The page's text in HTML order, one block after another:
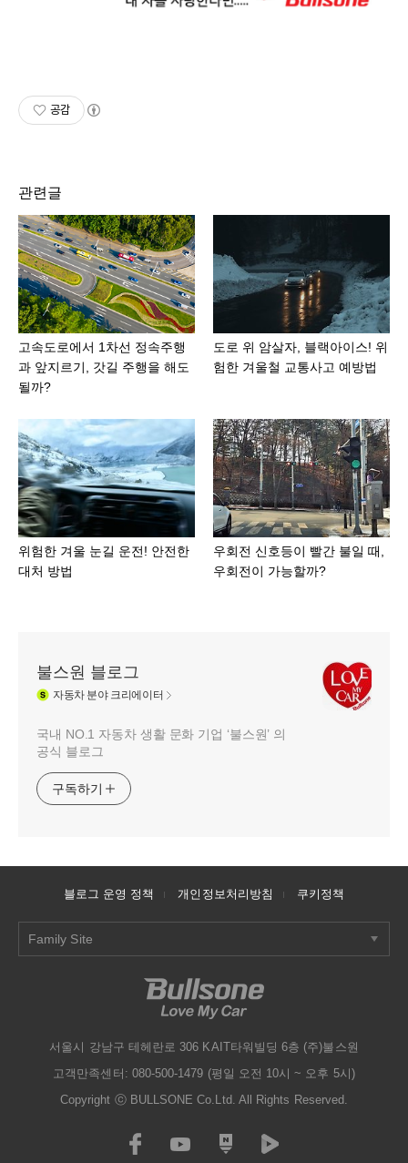
공감
관련글
고속도로에서 1차선 정속주행
과 앞지르기, 갓길 주행을 해도
될까?
도로 위 암살자, 블랙아이스! 위
험한 겨울철 교통사고 예방법
위험한 겨울 눈길 운전! 안전한
대처 방법
우회전 신호등이 빨간 불일 때,
우회전이 가능할까?
불스원 블로그
자동차분야 크리에이터
국내 NO.1 자동차 생활 문화 기업 ‘불스원’ 의
공식 블로그
구독하기
블로그 운영 정책 개인정보처리방침 쿠키정책
서울시 강남구 테헤란로 306 KAIT타워빌딩 6층 (주)불스원
고객만족센터: 080-500-1479 (평일 오전 10시 ~ 오후 5시)
Copyright ⓒ BULLSONE Co.Ltd. All Rights Reserved.
Family Site